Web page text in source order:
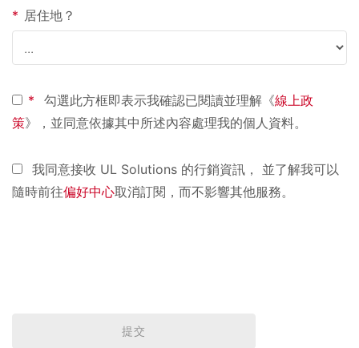
* 居住地？
* 勾選此方框即表示我確認已閱讀並理解《線上政
策》，並同意依據其中所述內容處理我的個人資料。
我同意接收 UL Solutions 的行銷資訊， 並了解我可以
隨時前往偏好中心取消訂閱，而不影響其他服務。
提交